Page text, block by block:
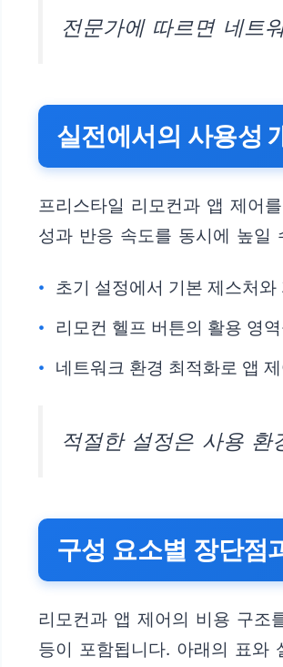
전문가에 따르면 네트
실전에서의 사용성
프리스타일 리모컨과 앱 제어
성과 반응 속도를 동시에 높일
초기 설정에서 기본 제스처
리모컨 헬프 버튼의 활용 영
네트워크 환경 최적화로 앱
적절한 설정은 사용
구성 요소별 장단점
리모컨과 앱 제어의 비용 구조
등이 포함됩니다. 아래의 표와